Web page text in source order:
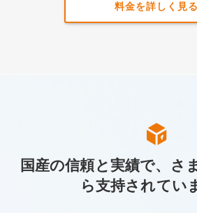
料金を詳しく見る
国産の信頼と実績で、さ
ら支持されてい